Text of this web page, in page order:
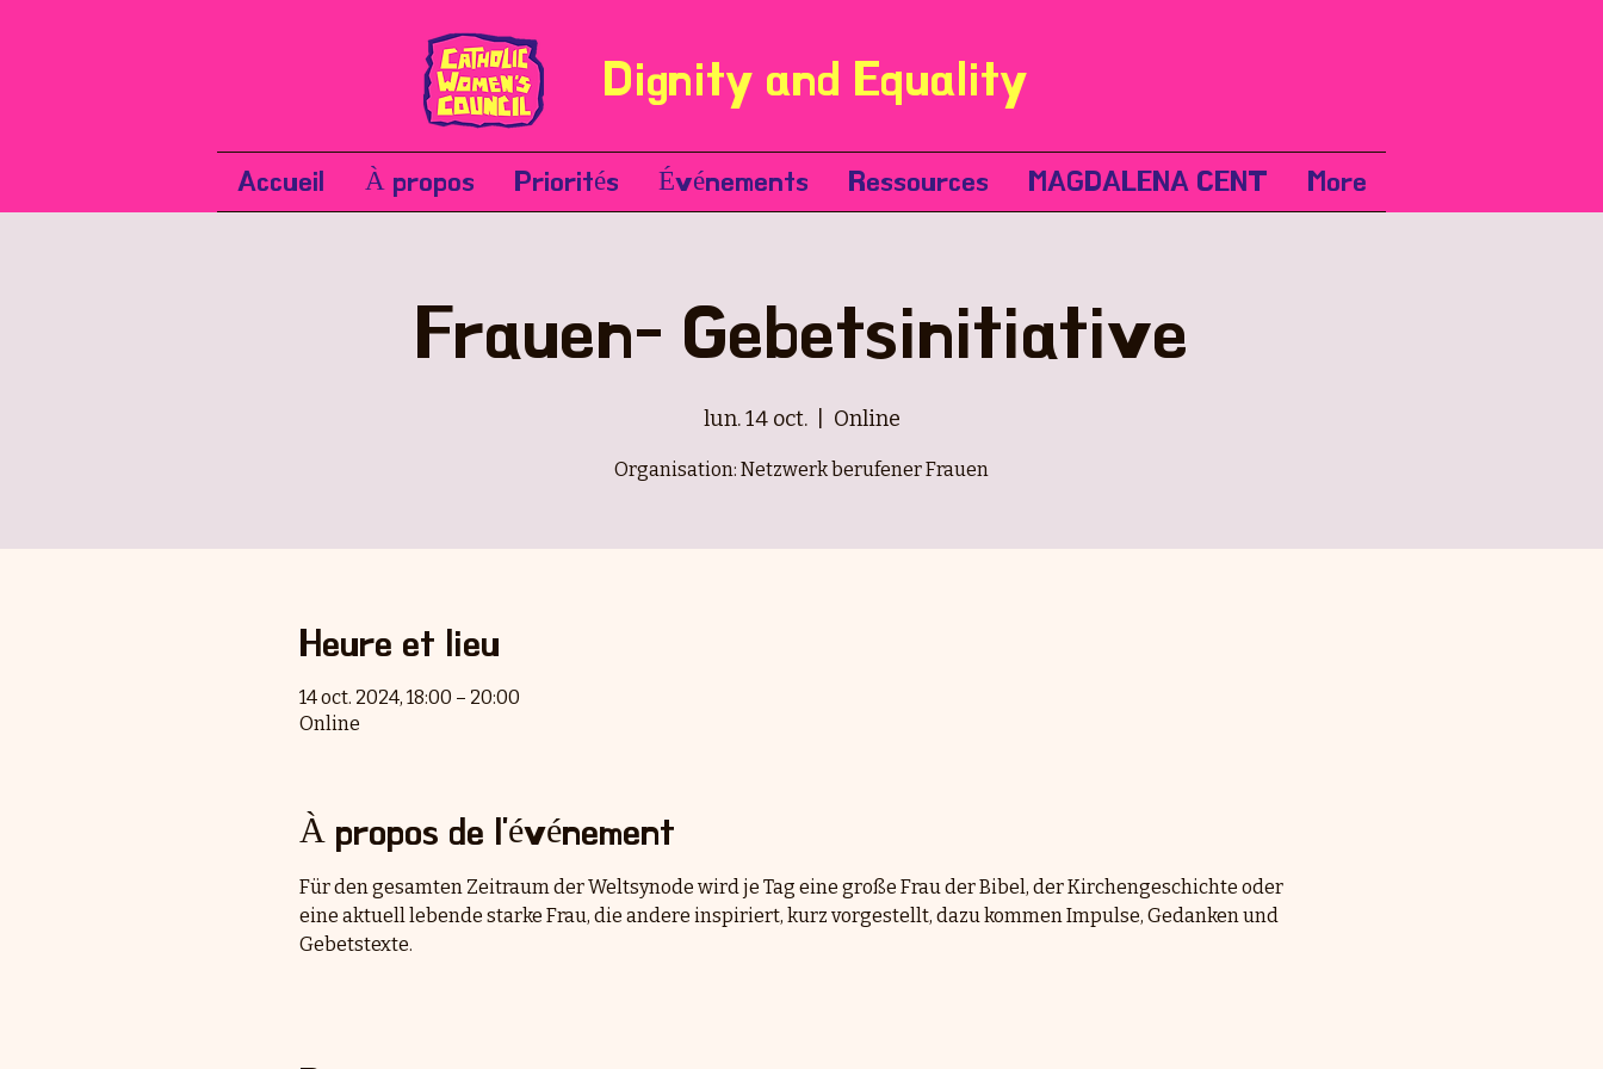
Dignity and Equality
Accueil À propos Priorités Événements Ressources MAGDALENA CENT More
Frauen- Gebetsinitiative
lun. 14 oct.
  |
Online
Organisation: Netzwerk berufener Frauen
Heure et lieu
14 oct. 2024, 18:00 – 20:00
Online
À propos de l'événement
Für den gesamten Zeitraum der Weltsynode wird je Tag eine große Frau der Bibel, der Kirchengeschichte oder
eine aktuell lebende starke Frau, die andere inspiriert, kurz vorgestellt, dazu kommen Impulse, Gedanken und
Gebetstexte.